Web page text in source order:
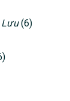
Lưu(6)